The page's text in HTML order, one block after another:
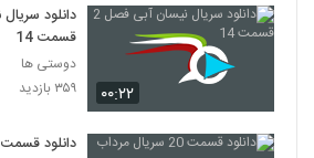
۰۰:۲۲
قسمت 14
دوستی ها
۳۵۹ بازدید
دانلود قسمت 20 سریال مرداب